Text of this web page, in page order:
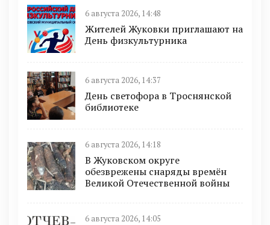
6 августа 2026, 14:48
Жителей Жуковки приглашают на
День физкультурника
6 августа 2026, 14:37
День светофора в Троснянской
библиотеке
6 августа 2026, 14:18
В Жуковском округе
обезврежены снаряды времён
Великой Отечественной войны
6 августа 2026, 14:05